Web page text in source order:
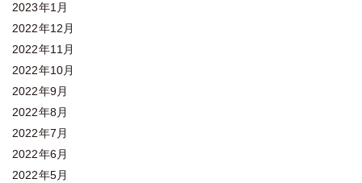
2023年1月
2022年12月
2022年11月
2022年10月
2022年9月
2022年8月
2022年7月
2022年6月
2022年5月